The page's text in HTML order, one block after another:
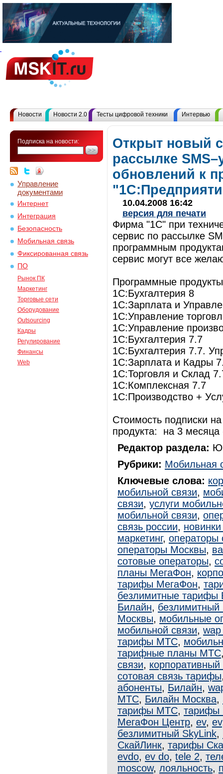
Новости Новости 2.0 Тесты цифровой техники Интервью
Подписка на новости:
Управление
документами
Интернет
Интеграция
Безопасность
Мобильная связь
Фиксированная связь
ПО
Рынок ПК
Маркетинг
Торговые сети
Оборудование
Outsourcing
Кадры
Регулирование
Финансы
Web
Открыт новый
рассылке
обновлений к
10.04.2008 16:42
версия для печати
Фирма "1С" при
сервис по рассылке
программным
сервис могут все
Программные
1С:Бухгалтерия 8
1С:Зарплата и
1С:Управление
1С:Управление
1C:Бухгалтерия 7.7
1C:Бухгалтерия 7.7.
1C:Зарплата и Кадры
1C:Торговля и Склад
1С:Комплексная 7.7
1С:Производство +
Стоимость подписки
продукта: на 3
Редактор раздела:
Рубрики: Мобильная
Ключевые слова:
мобильной связи,
связи, услуги
мобильной связи,
связь россии,
маркетинг, операторы
операторы Москвы,
сотовые операторы,
планы МегаФон,
тарифы МегаФон,
безлимитные тарифы
Билайн,
Москвы, мобильные
мобильной связи,
тарифы МТС,
тарифные планы МТС
связи,
сотовая связь тарифы
абоненты, Билайн,
МТС, Билайн Москва,
тарифы МТС, тарифы
МегаФон Центр, ev, ev
безлимитный SkyLink,
СкайЛинк, тарифы
evdo, ev do, tele 2,
moscow, лояльность,